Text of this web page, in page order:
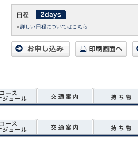
※詳しい日程についてはこちら